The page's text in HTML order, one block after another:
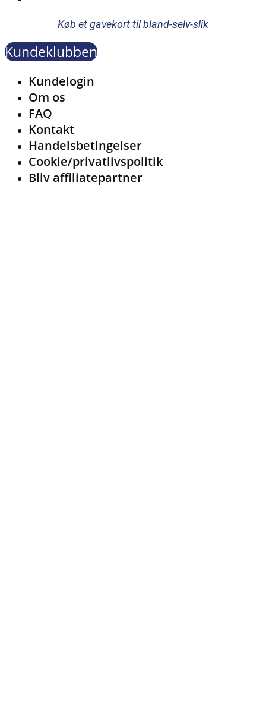
Køb et gavekort til bland-selv-slik
Kundeklubben
MenuKundelogin
Om os
FAQ
Kontakt
Handelsbetingelser
Cookie/privatlivspolitik
Bliv affiliatepartner